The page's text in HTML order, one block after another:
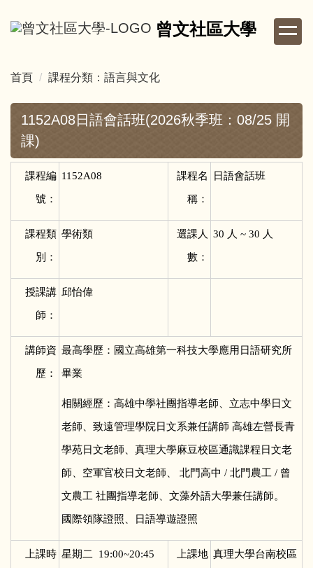
到
內
曾文社區大學
首頁 課程分類：語言與文化
1152A08日語會話班(2026秋季班：08/25 開
課)
課程編
號：
1152A08 課程名
稱：
日語會話班
課程類
別：
學術類 選課人
數：
30 人 ~ 30 人
授課講
師：
邱怡偉
講師資
歷：
最高學歷：國立高雄第一科技大學應用日語研究所
畢業
相關經歷：高雄中學社團指導老師、立志中學日文
老師、致遠管理學院日文系兼任講師 高雄左營長青
學苑日文老師、真理大學麻豆校區通識課程日文老
師、空軍官校日文老師、 北門高中 / 北門農工 / 曾
文農工 社團指導老師、文藻外語大學兼任講師。
國際領隊證照、日語導遊證照
上課時 星期二 19:00~20:45 上課地 真理大學台南校區